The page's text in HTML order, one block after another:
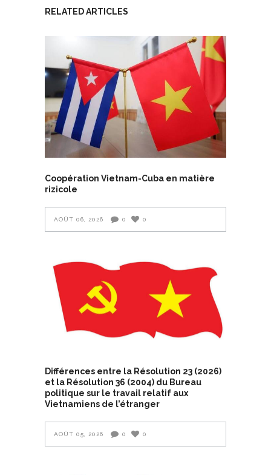
RELATED ARTICLES
Coopération Vietnam-Cuba en matière
rizicole
AOÛT 06, 2026 0 0
Différences entre la Résolution 23 (2026)
et la Résolution 36 (2004) du Bureau
politique sur le travail relatif aux
Vietnamiens de l’étranger
AOÛT 05, 2026 0 0